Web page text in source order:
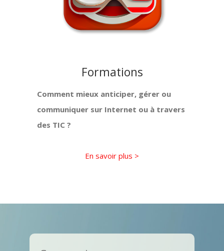
Formations
Comment mieux anticiper, gérer ou
communiquer sur Internet ou à travers
des TIC ?
En savoir plus >